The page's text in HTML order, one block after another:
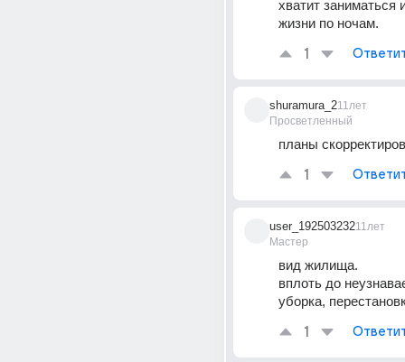
хватит заниматься
жизни по ночам.
1
shuramura_2
Просветленный
11лет
планы
1
user_192503232
Мастер
11лет
вид жилища.
вплоть до
уборка,
1